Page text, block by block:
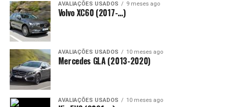
AVALIAÇÕES USADOS 9 meses ago
Volvo XC60 (2017-…)
AVALIAÇÕES USADOS 10 meses ago
Mercedes GLA (2013-2020)
AVALIAÇÕES USADOS 10 meses ago